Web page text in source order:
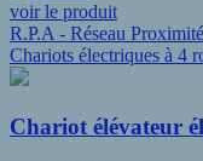
voir le produit
R.P.A - Réseau
Chariots électriques à 4
Chariot élévateur